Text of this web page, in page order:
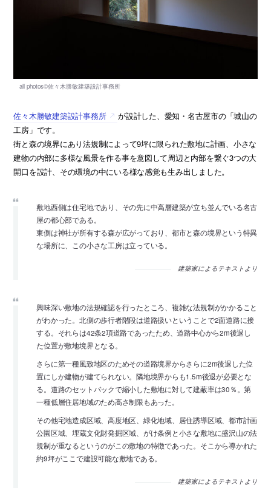
佐々木勝敏建築設計事務所
が設計した、愛知・名古屋市の「城山の
工房」です。
街と森の境界にあり法規制によって9坪に限られた敷地に計画、小さな
建物の内部に多様な風景を作る事を意図して周辺と内部を繋ぐ3つの大
開口を設計、その環境の中にいる様な感覚も生み出しました。
敷地西側は住宅地であり、その先に中高層建築が立ち並んでいる名古
屋の都心部である。
東側は神社が所有する森が広がっており、都市と森の境界という特異
な場所に、この小さな工房は立っている。
建築家によるテキストより
興味深い敷地の法規確認を行ったところ、複雑な法規制がかかること
がわかった。北側の歩行者階段は道路扱いということで2面道路に接
する。それらは42条2項道路であったため、道路中心から2m後退し
た位置が敷地境界となる。
さらに第一種風致地区のためその道路境界からさらに2m後退した位
置にしか建物が建てられない。隣地境界からも1.5m後退が必要とな
る。道路のセットバックで縮小した敷地に対して建蔽率は30％。第
一種低層住居地域のため高さ制限もあった。
その他宅地造成区域、高度地区、緑化地域、居住誘導区域、都市計画
公園区域、埋蔵文化財発掘区域、がけ条例と小さな敷地に盛沢山の法
規制が重なるというのがこの敷地の特徴であった。そこから導かれた
約9坪がここで建設可能な敷地である。
建築家によるテキストより